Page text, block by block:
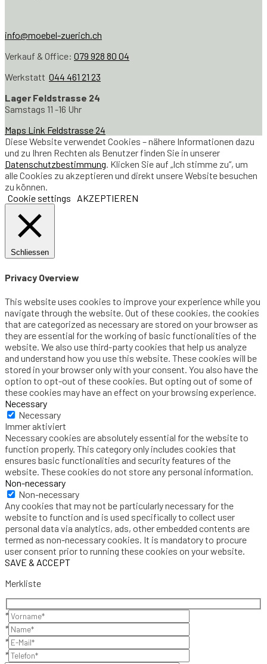
info@moebel-zuerich.ch
Verkauf & Office: 079 928 80 04
Werkstatt 044 461 21 23
Lager Feldstrasse 24
Samstags 11 -16 Uhr
Maps Link Feldstrasse 24
Diese Website verwendet Cookies – nähere Informationen dazu
und zu Ihren Rechten als Benutzer finden Sie in unserer
Datenschutzbestimmung. Klicken Sie auf „Ich stimme zu“, um
alle Cookies zu akzeptieren und direkt unsere Website besuchen
zu können.
Cookie settings
AKZEPTIEREN
Schliessen
Privacy Overview
This website uses cookies to improve your experience while you
navigate through the website. Out of these cookies, the cookies
that are categorized as necessary are stored on your browser as
they are essential for the working of basic functionalities of the
website. We also use third-party cookies that help us analyze
and understand how you use this website. These cookies will be
stored in your browser only with your consent. You also have the
option to opt-out of these cookies. But opting out of some of
these cookies may have an effect on your browsing experience.
Necessary
Necessary
Immer aktiviert
Necessary cookies are absolutely essential for the website to
function properly. This category only includes cookies that
ensures basic functionalities and security features of the
website. These cookies do not store any personal information.
Non-necessary
Non-necessary
Any cookies that may not be particularly necessary for the
website to function and is used specifically to collect user
personal data via analytics, ads, other embedded contents are
termed as non-necessary cookies. It is mandatory to procure
user consent prior to running these cookies on your website.
SAVE & ACCEPT
Merkliste
*
*
*
*